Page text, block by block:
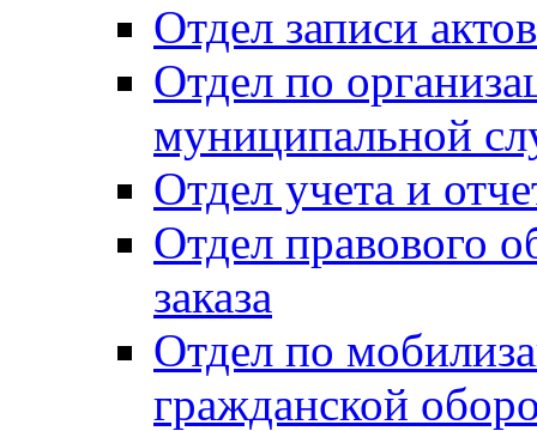
Отдел записи
Отдел по
муниципальной
Отдел учета и
Отдел правового
заказа
Отдел по
гражданской